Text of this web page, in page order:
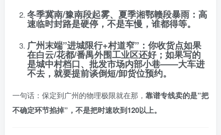
冬季冀南/豫南段起雾、夏季湘鄂赣段暴雨 ：高
速临时封路是硬停，不是车慢，谁都得等。
广州末端”进城限行+村道窄” ：你收货点如果
在白云/花都/番禺外围工业区还好；如果写的
是城中村档口、批发市场内部小巷——大车进
不去，就要提前谈倒短/卸货位预约。
一句话：保定到广州的物理极限就在那， 靠谱专线卖的是”把
不确定环节掐掉”，不是把时速吹到120以上。